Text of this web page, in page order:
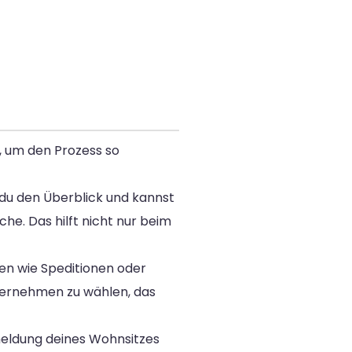
den Prozess so
den Überblick und kannst
Das hilft nicht nur beim
wie Speditionen oder
zu wählen, das
deines Wohnsitzes